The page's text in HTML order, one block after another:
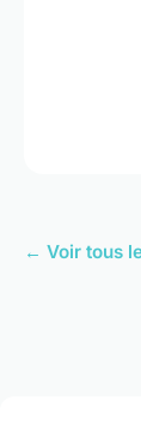
← Voir tous